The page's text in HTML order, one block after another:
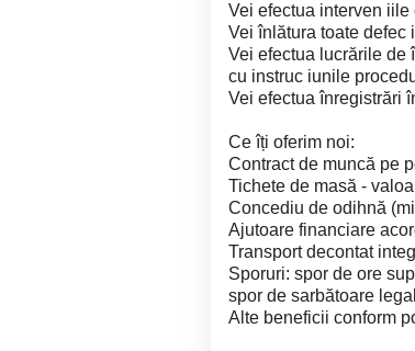
Vei efectua interven
Vei înlătura toate
Vei efectua lucrările de
cu instruc iunile
Vei efectua înregistrări
Ce îți oferim noi:
Contract de muncă pe
Tichete de masă -
Concediu de odihnă
Ajutoare financiare
Transport decontat
Sporuri: spor de ore
spor de sarbătoare
Alte beneficii conform